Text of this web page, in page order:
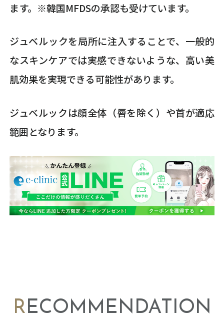
ます。※韓国MFDSの承認も受けています。
ジュベルックを局所に注入することで、一般的
なスキンケアでは実感できないような、高い美
肌効果を実現できる可能性があります。
ジュベルックは顔全体（唇を除く）や首が適応
範囲となります。
RECOMMENDATION